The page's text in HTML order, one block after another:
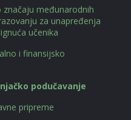
značaju međunarodnih
za unapređenja
učenika
i finansijsko
podučavanje
pripreme